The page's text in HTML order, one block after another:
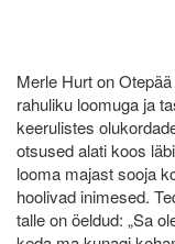
Merle Hurt on
rahuliku loomuga ja
keerulistes
otsused alati koos
looma majast sooja
hoolivad inimesed.
talle on öeldud: „Sa